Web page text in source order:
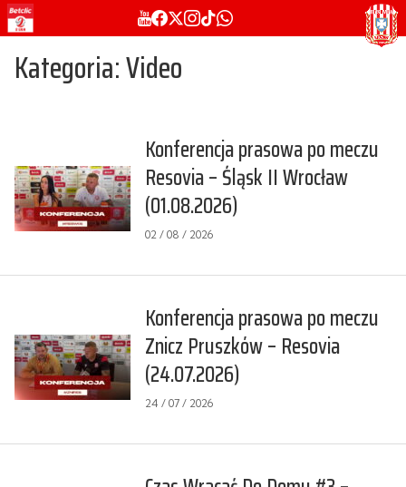
Kategoria: Video
Konferencja prasowa po meczu
Resovia – Śląsk II Wrocław
(01.08.2026)
02 / 08 / 2026
Konferencja prasowa po meczu
Znicz Pruszków – Resovia
(24.07.2026)
24 / 07 / 2026